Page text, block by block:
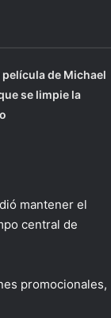
de Michael
se limpie la
mantener el
central de
promocionales,